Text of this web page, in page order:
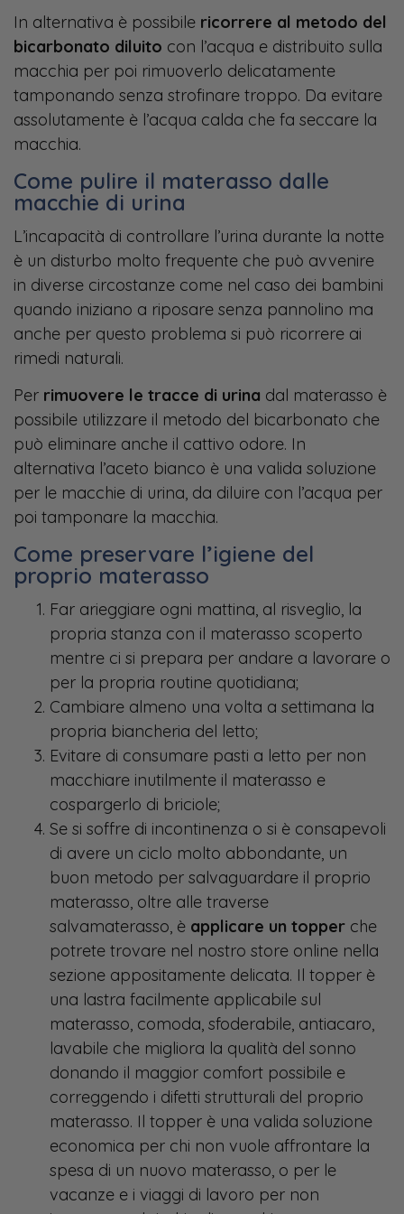
In alternativa è possibile ricorrere al metodo del
bicarbonato diluito con l’acqua e distribuito sulla
macchia per poi rimuoverlo delicatamente
tamponando senza strofinare troppo. Da evitare
assolutamente è l’acqua calda che fa seccare la
macchia.
Come pulire il materasso dalle
macchie di urina
L’incapacità di controllare l’urina durante la notte
è un disturbo molto frequente che può avvenire
in diverse circostanze come nel caso dei bambini
quando iniziano a riposare senza pannolino ma
anche per questo problema si può ricorrere ai
rimedi naturali.
Per rimuovere le tracce di urina dal materasso è
possibile utilizzare il metodo del bicarbonato che
può eliminare anche il cattivo odore. In
alternativa l’aceto bianco è una valida soluzione
per le macchie di urina, da diluire con l’acqua per
poi tamponare la macchia.
Come preservare l’igiene del
proprio materasso
Far arieggiare ogni mattina, al risveglio, la
propria stanza con il materasso scoperto
mentre ci si prepara per andare a lavorare o
per la propria routine quotidiana;
Cambiare almeno una volta a settimana la
propria biancheria del letto;
Evitare di consumare pasti a letto per non
macchiare inutilmente il materasso e
cospargerlo di briciole;
Se si soffre di incontinenza o si è consapevoli
di avere un ciclo molto abbondante, un
buon metodo per salvaguardare il proprio
materasso, oltre alle traverse
salvamaterasso, è applicare un topper che
potrete trovare nel nostro store online nella
sezione appositamente delicata. Il topper è
una lastra facilmente applicabile sul
materasso, comoda, sfoderabile, antiacaro,
lavabile che migliora la qualità del sonno
donando il maggior comfort possibile e
correggendo i difetti strutturali del proprio
materasso. Il topper è una valida soluzione
economica per chi non vuole affrontare la
spesa di un nuovo materasso, o per le
vacanze e i viaggi di lavoro per non